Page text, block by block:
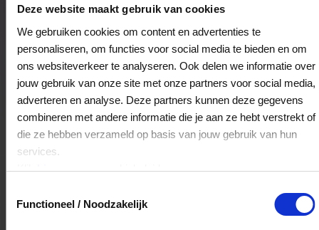
Deze website maakt gebruik van cookies
We gebruiken cookies om content en advertenties te
personaliseren, om functies voor social media te bieden en om
ons websiteverkeer te analyseren. Ook delen we informatie over
jouw gebruik van onze site met onze partners voor social media,
adverteren en analyse. Deze partners kunnen deze gegevens
combineren met andere informatie die je aan ze hebt verstrekt of
die ze hebben verzameld op basis van jouw gebruik van hun
services.
Klikhiervoor ons cookiebeleid.
Functioneel / Noodzakelijk
Mini Fashion
de Klei 9
3181MB Rozenburg
Veelgestelde Vragen
Ja, je mag het saldo van je VVV